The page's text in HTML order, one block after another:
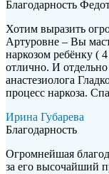
Благодарность
Хотим выразить
Артуровне – Вы
наркозом ребёнку (
отлично. И
анастезиолога
процесс наркоза.
Ирина Губарева
Благодарность
Огромнейшая
за его высочайший